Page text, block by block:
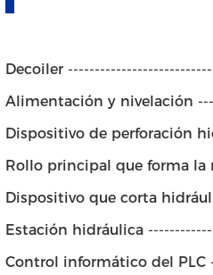
Decoiler
Alimentación y nivelación
Dispositivo de perforación
Rollo principal que forma la
Dispositivo que corta
Estación hidráulica
Control informático del PLC